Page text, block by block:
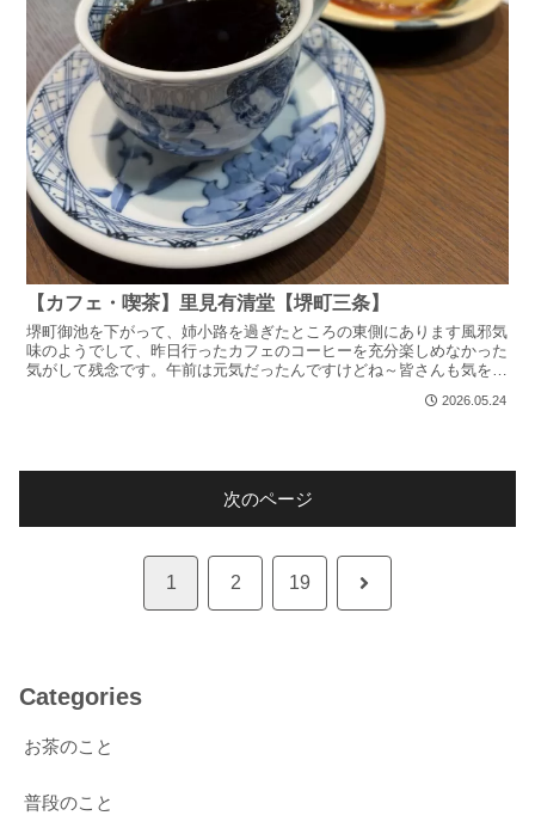
【カフェ・喫茶】里見有清堂【堺町三条】
堺町御池を下がって、姉小路を過ぎたところの東側にあります風邪気
味のようでして、昨日行ったカフェのコーヒーを充分楽しめなかった
気がして残念です。午前は元気だったんですけどね～皆さんも気を付
2026.05.24
次のページ
1 2 19 次
Categories
お茶のこと
普段のこと